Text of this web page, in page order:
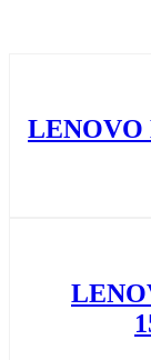
LENOVO